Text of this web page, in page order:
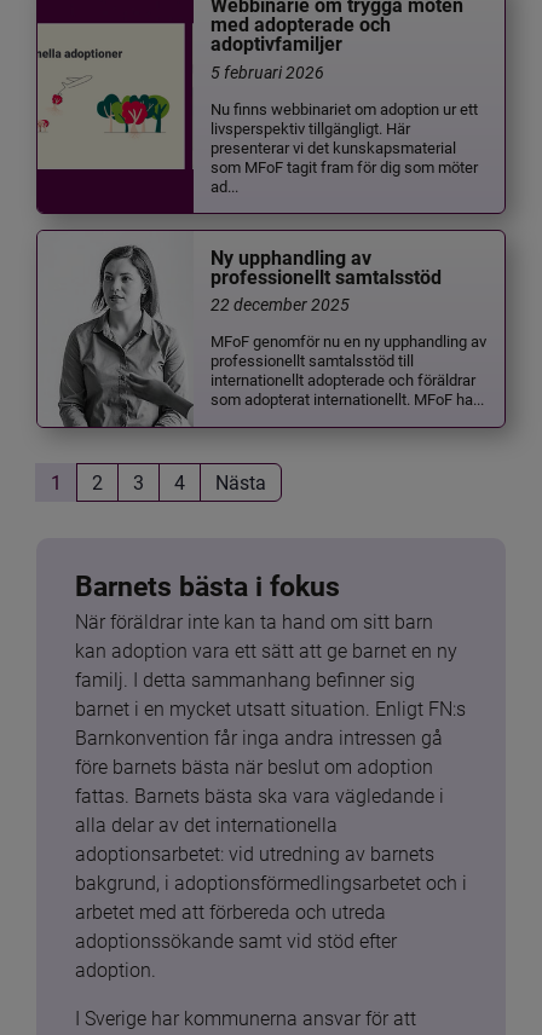
Webbinarie om trygga möten
med adopterade och
adoptivfamiljer
5 februari 2026
Nu finns webbinariet om adoption ur ett
livsperspektiv tillgängligt. Här
presenterar vi det kunskapsmaterial
som MFoF tagit fram för dig som möter
ad...
Ny upphandling av
professionellt samtalsstöd
22 december 2025
MFoF genomför nu en ny upphandling av
professionellt samtalsstöd till
internationellt adopterade och föräldrar
som adopterat internationellt. MFoF ha...
1 2 3 4 Nästa
Barnets bästa i fokus
När föräldrar inte kan ta hand om sitt barn
kan adoption vara ett sätt att ge barnet en ny
familj. I detta sammanhang befinner sig
barnet i en mycket utsatt situation. Enligt FN:s
Barnkonvention får inga andra intressen gå
före barnets bästa när beslut om adoption
fattas. Barnets bästa ska vara vägledande i
alla delar av det internationella
adoptionsarbetet: vid utredning av barnets
bakgrund, i adoptionsförmedlingsarbetet och i
arbetet med att förbereda och utreda
adoptionssökande samt vid stöd efter
adoption.
I Sverige har kommunerna ansvar för att